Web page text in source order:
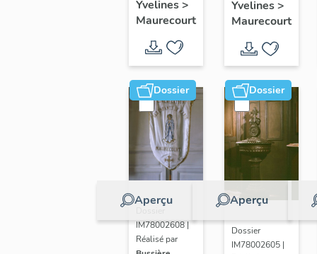
à
l'Enfant
Yvelines>
Maurecourt
Yvelines>
Maurecourt
Dossier
Aperçu
IM78002608 |
Réalisé par
Dossier
Aperçu
Dossier
IM78002605 |